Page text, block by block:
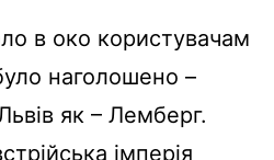
в око користувачам
наголошено –
як – Лемберг.
імперія